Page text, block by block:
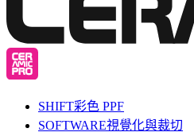
SHIFT彩色 PPF
SOFTWARE視覺化與裁切